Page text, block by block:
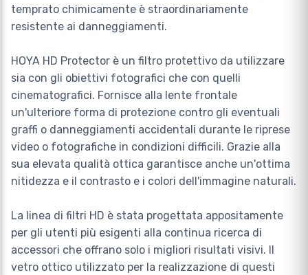
temprato chimicamente è straordinariamente
resistente ai danneggiamenti.
HOYA HD Protector è un filtro protettivo da utilizzare
sia con gli obiettivi fotografici che con quelli
cinematografici. Fornisce alla lente frontale
un'ulteriore forma di protezione contro gli eventuali
graffi o danneggiamenti accidentali durante le riprese
video o fotografiche in condizioni difficili. Grazie alla
sua elevata qualità ottica garantisce anche un'ottima
nitidezza e il contrasto e i colori dell'immagine naturali.
La linea di filtri HD è stata progettata appositamente
per gli utenti più esigenti alla continua ricerca di
accessori che offrano solo i migliori risultati visivi. Il
vetro ottico utilizzato per la realizzazione di questi